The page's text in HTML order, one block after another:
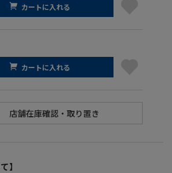
カートに入れる
カートに入れる
】